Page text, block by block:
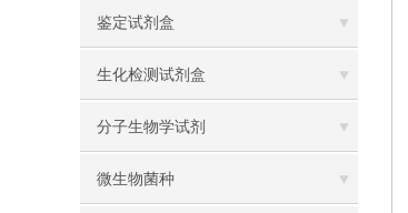
鉴定试剂盒
生化检测试剂盒
分子生物学试剂
微生物菌种